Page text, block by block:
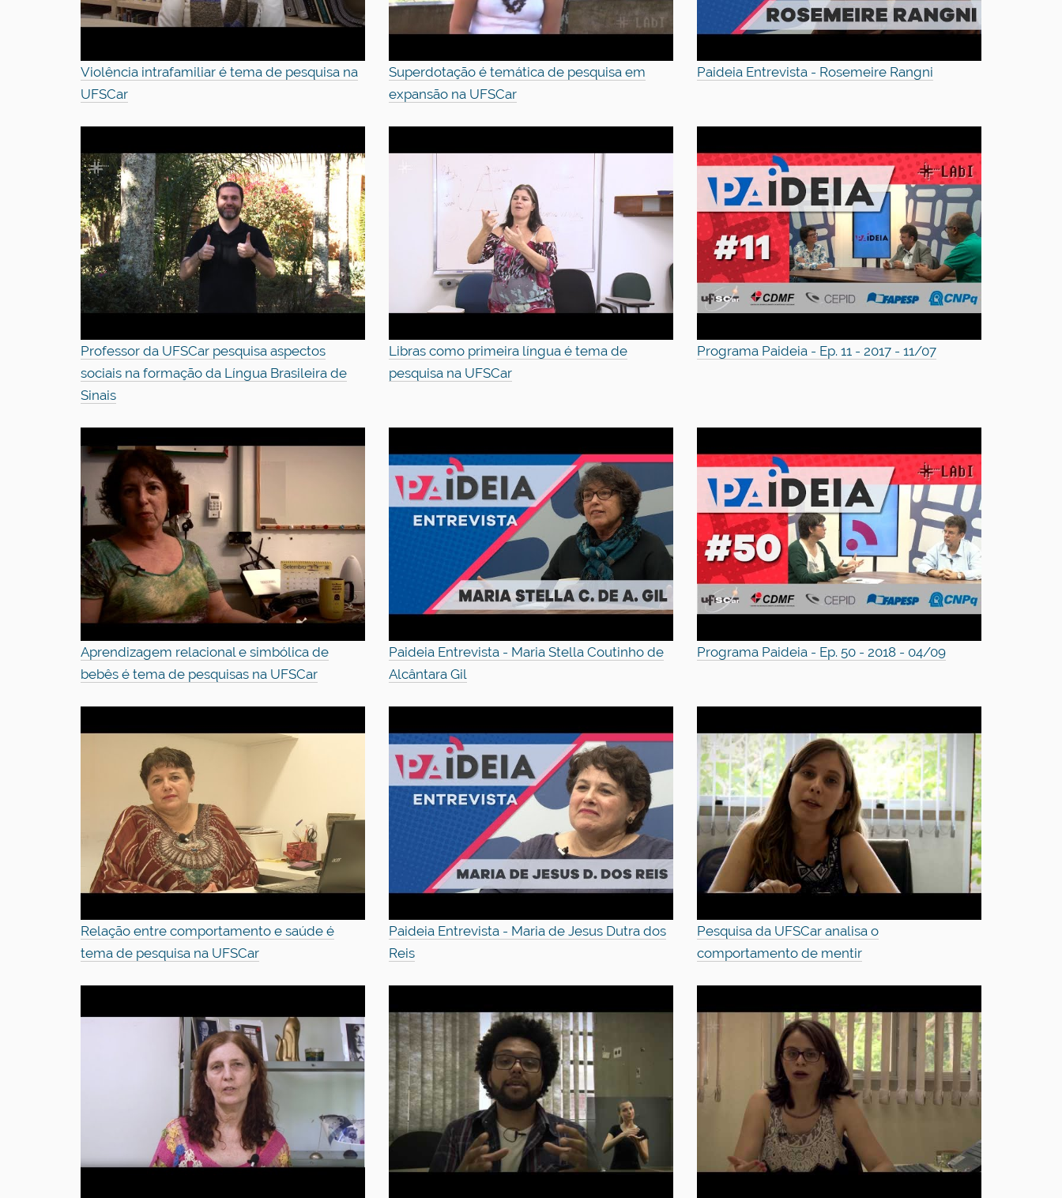
Violência intrafamiliar é tema de pesquisa na
UFSCar
Superdotação é temática de pesquisa em
expansão na UFSCar
Paideia Entrevista - Rosemeire Rangni
Professor da UFSCar pesquisa aspectos
sociais na formação da Língua Brasileira de
Sinais
Libras como primeira língua é tema de
pesquisa na UFSCar
Programa Paideia - Ep. 11 - 2017 - 11/07
Aprendizagem relacional e simbólica de
bebês é tema de pesquisas na UFSCar
Paideia Entrevista - Maria Stella Coutinho de
Alcântara Gil
Programa Paideia - Ep. 50 - 2018 - 04/09
Relação entre comportamento e saúde é
tema de pesquisa na UFSCar
Paideia Entrevista - Maria de Jesus Dutra dos
Reis
Pesquisa da UFSCar analisa o
comportamento de mentir